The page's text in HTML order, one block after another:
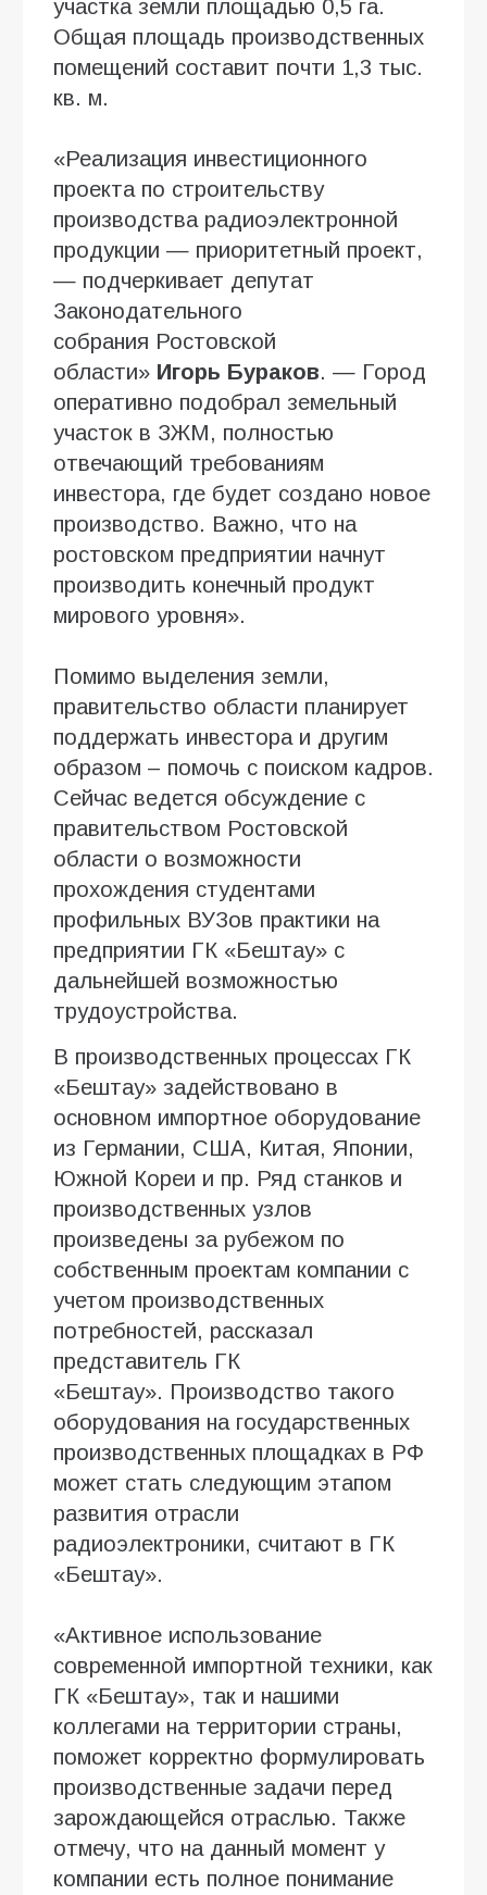
участка земли площадью 0,5 га.
Общая площадь производственных
помещений составит почти 1,3 тыс.
кв. м.
«Реализация инвестиционного
проекта по строительству
производства радиоэлектронной
продукции — приоритетный проект,
— подчеркивает депутат
Законодательного
собрания Ростовской
области» Игорь Бураков. — Город
оперативно подобрал земельный
участок в ЗЖМ, полностью
отвечающий требованиям
инвестора, где будет создано новое
производство. Важно, что на
ростовском предприятии начнут
производить конечный продукт
мирового уровня».
Помимо выделения земли,
правительство области планирует
поддержать инвестора и другим
образом – помочь с поиском кадров.
Сейчас ведется обсуждение с
правительством Ростовской
области о возможности
прохождения студентами
профильных ВУЗов практики на
предприятии ГК «Бештау» с
дальнейшей возможностью
трудоустройства.
В производственных процессах ГК
«Бештау» задействовано в
основном импортное оборудование
из Германии, США, Китая, Японии,
Южной Кореи и пр. Ряд станков и
производственных узлов
произведены за рубежом по
собственным проектам компании с
учетом производственных
потребностей, рассказал
представитель ГК
«Бештау». Производство такого
оборудования на государственных
производственных площадках в РФ
может стать следующим этапом
развития отрасли
радиоэлектроники, считают в ГК
«Бештау».
«Активное использование
современной импортной техники, как
ГК «Бештау», так и нашими
коллегами на территории страны,
поможет корректно формулировать
производственные задачи перед
зарождающейся отраслью. Также
отмечу, что на данный момент у
компании есть полное понимание